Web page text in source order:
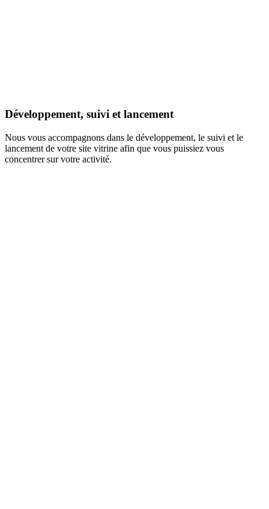
Développement, suivi et lancement
Nous vous accompagnons dans le développement, le suivi et le
lancement de votre site vitrine afin que vous puissiez vous
concentrer sur votre activité.